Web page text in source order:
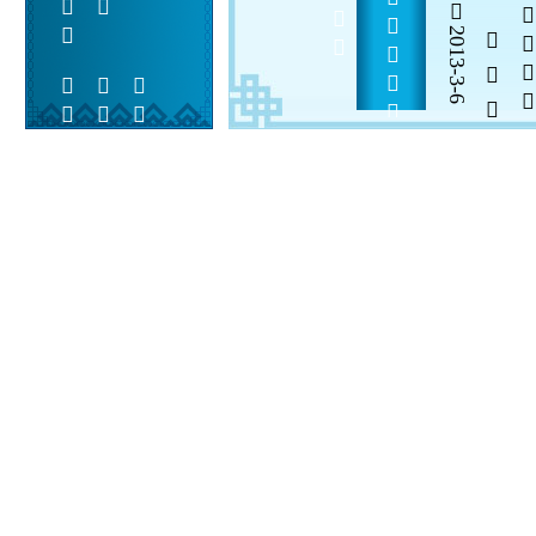
  
2013-3-6  